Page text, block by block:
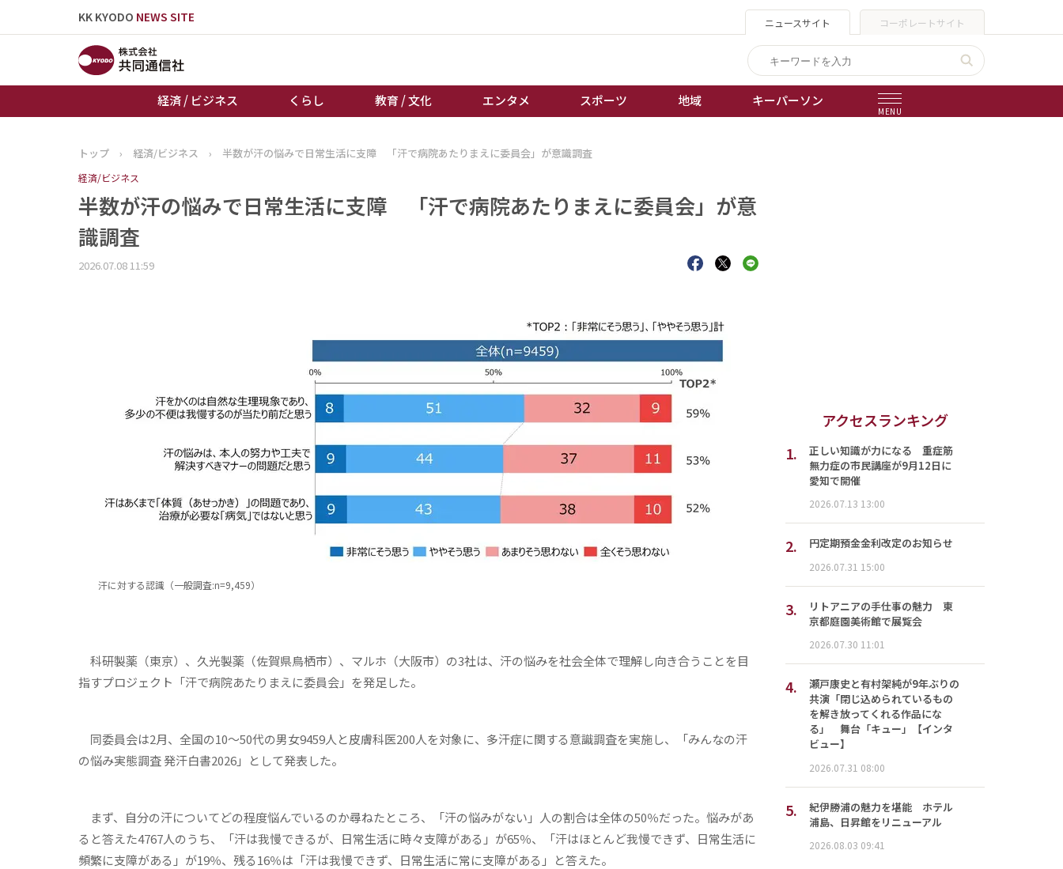
KK KYODO NEWS SITE ニュースサイト コーポレートサイト
経済 / ビジネス くらし 教育 / 文化 エンタメ スポーツ 地域 キーパーソン
MENU
トップページ
経済 / ビジネス
教育 / 文化
誰もが輝いて働く社会へ
オートレース
トップ › 経済/ビジネス › 半数が汗の悩みで日常生活に支障 「汗で病院あたりまえに委員会」が意識調査
経済/ビジネス
半数が汗の悩みで日常生活に支障 「汗で病院あたりまえに委員会」が意
識調査
2026.07.08 11:59
汗に対する認識（一般調査:n=9,459）
科研製薬（東京）、久光製薬（佐賀県鳥栖市）、マルホ（大阪市）の3社は、汗の悩みを社会全体で理解し向き合うことを目
指すプロジェクト「汗で病院あたりまえに委員会」を発足した。
同委員会は2月、全国の10～50代の男女9459人と皮膚科医200人を対象に、多汗症に関する意識調査を実施し、「みんなの汗
の悩み実態調査 発汗白書2026」として発表した。
まず、自分の汗についてどの程度悩んでいるのか尋ねたところ、「汗の悩みがない」人の割合は全体の50％だった。悩みがあ
ると答えた4767人のうち、「汗は我慢できるが、日常生活に時々支障がある」が65％、「汗はほとんど我慢できず、日常生活に
頻繁に支障がある」が19％、残る16％は「汗は我慢できず、日常生活に常に支障がある」と答えた。
アクセスランキング
1.
正しい知識が力になる 重症筋
無力症の市民講座が9月12日に
愛知で開催
2026.07.13 13:00
2. 円定期預金金利改定のお知らせ
2026.07.31 15:00
3.
リトアニアの手仕事の魅力 東
京都庭園美術館で展覧会
2026.07.30 11:01
4.
瀬戸康史と有村架純が9年ぶりの
共演「閉じ込められているもの
を解き放ってくれる作品にな
る」 舞台「キュー」【インタ
ビュー】
2026.07.31 08:00
5.
紀伊勝浦の魅力を堪能 ホテル
浦島、日昇館をリニューアル
2026.08.03 09:41